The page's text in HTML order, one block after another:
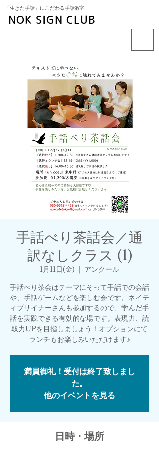
​「生きた手話」にこだわる手話教室
NOK SIGN CLUB
手話べり茶話会／通
訳なしクラス (1)
1月11日(金)
  |
アンクール
手話べり茶会はテーマにそって手話での会話
や、手話ゲームなどを楽しむ会です。ネイテ
ィブサイナーさんも参加するので、学んだ手
話を実践できる有効的な場です。表現力、読
取力UPを目指しましょう！オプションにて
ランチもお楽しみいただけます♪
満員御礼！受付は終了致しまし
た。
他のイベントを見る
日時・場所